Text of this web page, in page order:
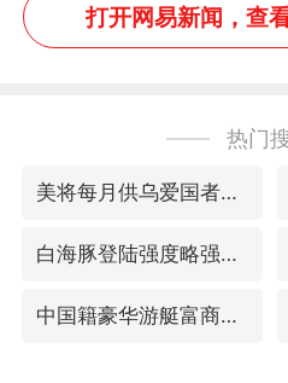
打开网易新闻，查
热门
美将每月供乌爱国者拦截导弹
白海豚登陆强度略强于巴威
中国籍豪华游艇富商之子在泰国被杀